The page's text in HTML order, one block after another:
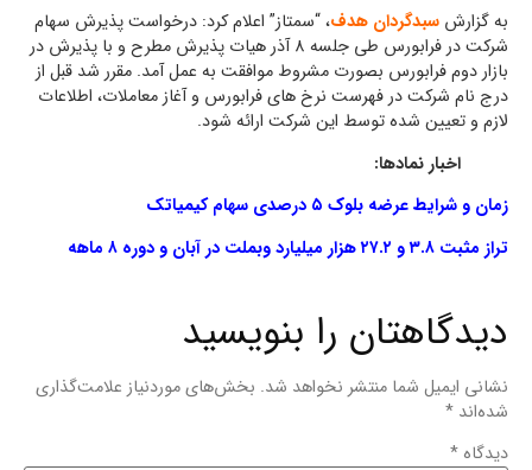
به گزارش سبدگردان هدف، “سمتاز” اعلام کرد: درخواست پذیرش سهام
شرکت در فرابورس طی جلسه 8 آذر هیات پذیرش مطرح و با پذیرش در
بازار دوم فرابورس بصورت مشروط موافقت به عمل آمد. مقرر شد قبل از
درج نام شرکت در فهرست نرخ های فرابورس و آغاز معاملات، اطلاعات
لازم و تعیین شده توسط این شرکت ارائه شود.
اخبار نمادها:
زمان و شرایط عرضه بلوک ۵ درصدی سهام کیمیاتک
تراز مثبت ۳.۸ و ۲۷.۲ هزار میلیارد وبملت در آبان و دوره ۸ ماهه
دیدگاهتان را بنویسید
نشانی ایمیل شما منتشر نخواهد شد. بخش‌های موردنیاز علامت‌گذاری
شده‌اند *
دیدگاه *